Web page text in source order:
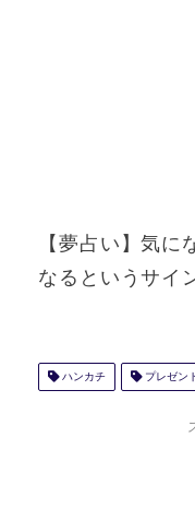
【夢占い】気
なるというサイ
ハンカチ プレゼン